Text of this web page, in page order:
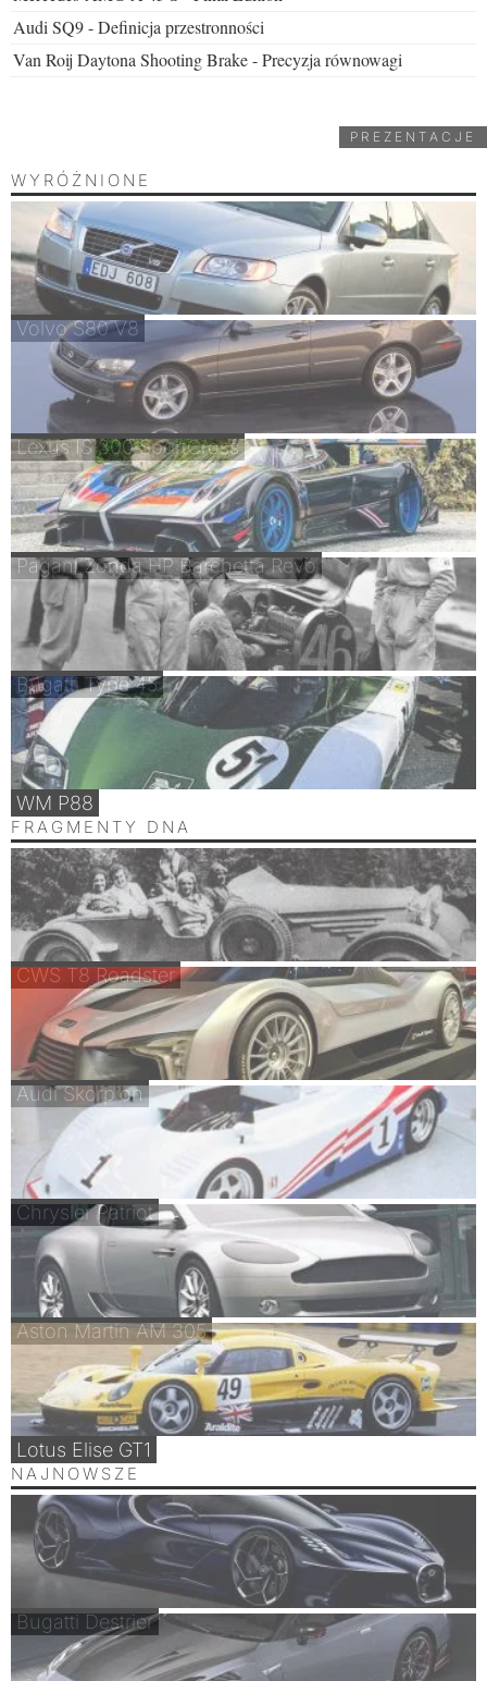
Audi SQ9 - Definicja przestronności
Van Roij Daytona Shooting Brake - Precyzja równowagi
PREZENTACJE
WYRÓŻNIONE
Volvo S80 V8
Lexus IS 300 SportCross
Pagani Zonda HP Barchetta Revo
Bugatti Type 45
WM P88
FRAGMENTY DNA
CWS T8 Roadster
Audi Skorpion
Chrysler Patriot
Aston Martin AM 305
Lotus Elise GT1
NAJNOWSZE
Bugatti Destrier